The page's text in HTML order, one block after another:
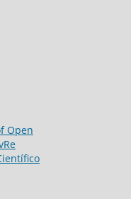
Open